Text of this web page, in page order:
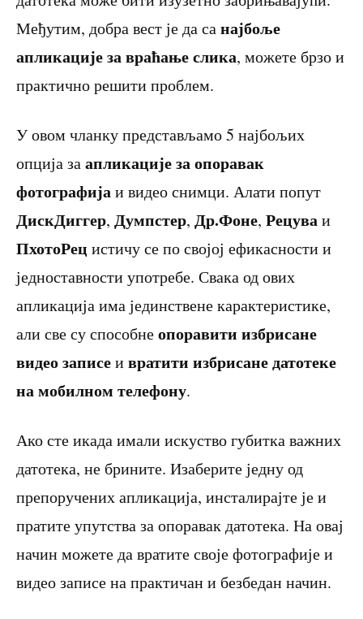
Међутим, добра вест је да санајбоље
апликације за враћање слика, можете брзо и
практично решити проблем.
У овом чланку представљамо 5 најбољих
опција заапликације за опоравак
фотографијаи видео снимци. Алати попут
ДискДиггер, Думпстер, Др.Фоне, Рецуваи
ПхотоРецистичу се по својој ефикасности и
једноставности употребе. Свака од ових
апликација има јединствене карактеристике,
али све су способнеопоравити избрисане
видео записеивратити избрисане датотеке
на мобилном телефону.
Ако сте икада имали искуство губитка важних
датотека, не брините. Изаберите једну од
препоручених апликација, инсталирајте је и
пратите упутства за опоравак датотека. На овај
начин можете да вратите своје фотографије и
видео записе на практичан и безбедан начин.